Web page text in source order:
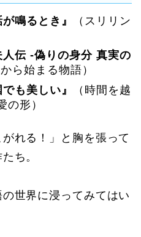
鳴るとき』
（スリリン
伝 -偽りの身分 真実の
ら始まる物語）
も美しい』
（時間を越
の形）
れる！」と胸を張って
ち。
世界に浸ってみてはい